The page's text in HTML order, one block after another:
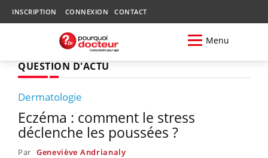
INSCRIPTION CONNEXION CONTACT
Menu
QUESTION D'ACTU
Dermatologie
Eczéma : comment le stress
déclenche les poussées ?
Par Geneviève Andrianaly